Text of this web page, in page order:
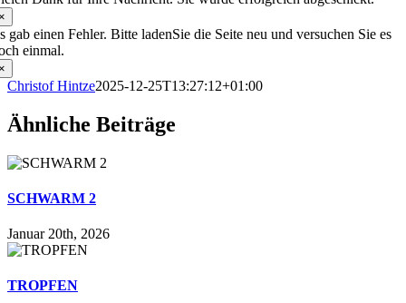
gab einen Fehler. Bitte ladenSie die Seite neu und versuchen Sie es
einmal.
Christof Hintze2025-12-25T13:27:12+01:00
Ähnliche Beiträge
SCHWARM 2
Januar 20th, 2026
TROPFEN